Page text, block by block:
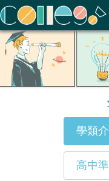
ColleGo! 大學選才與高中
學類
高中